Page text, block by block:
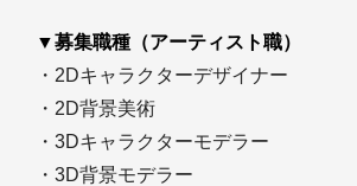
▼募集職種（アーティスト職）
・2Dキャラクターデザイナー
・2D背景美術
・3Dキャラクターモデラー
・3D背景モデラー